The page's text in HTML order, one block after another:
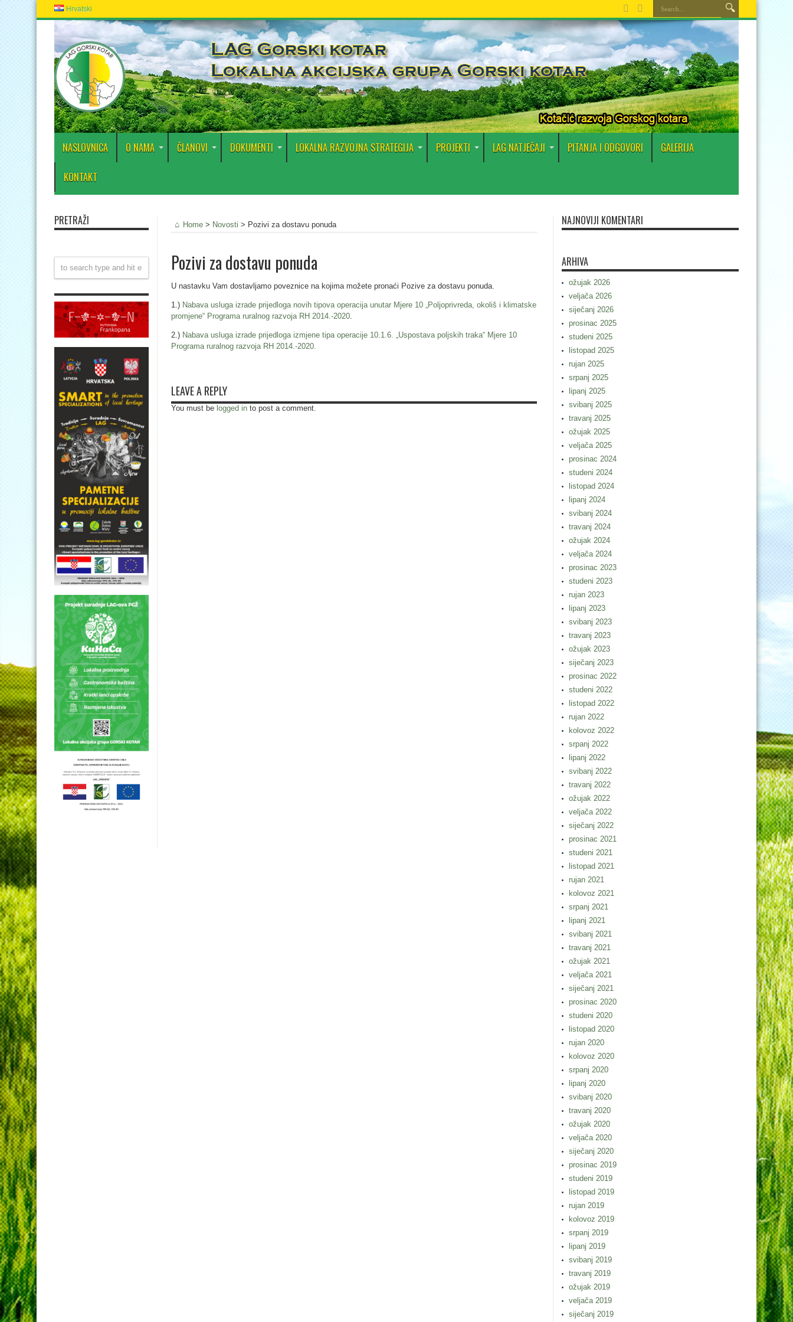
Hrvatski
NASLOVNICA O NAMA ČLANOVI DOKUMENTI LOKALNA RAZVOJNA STRATEGIJA PROJEKTI LAG NATJEČAJI PITANJA I ODGOVORI GALERIJA
KONTAKT
Home > Novosti > Pozivi za dostavu ponuda
Pozivi za dostavu ponuda
U nastavku Vam dostavljamo poveznice na kojima možete pronaći Pozive za dostavu ponuda.
1.) Nabava usluga izrade prijedloga novih tipova operacija unutar Mjere 10 „Poljoprivreda, okoliš i klimatske
promjene“ Programa ruralnog razvoja RH 2014.-2020.
2.) Nabava usluga izrade prijedloga izmjene tipa operacije 10.1.6. „Uspostava poljskih traka“ Mjere 10
Programa ruralnog razvoja RH 2014.-2020.
LEAVE A REPLY
You must be logged in to post a comment.
PRETRAŽI NAJNOVIJI KOMENTARI
ARHIVA
ožujak 2026
veljača 2026
siječanj 2026
prosinac 2025
studeni 2025
listopad 2025
rujan 2025
srpanj 2025
lipanj 2025
svibanj 2025
travanj 2025
ožujak 2025
veljača 2025
prosinac 2024
studeni 2024
listopad 2024
lipanj 2024
svibanj 2024
travanj 2024
ožujak 2024
veljača 2024
prosinac 2023
studeni 2023
rujan 2023
lipanj 2023
svibanj 2023
travanj 2023
ožujak 2023
siječanj 2023
prosinac 2022
studeni 2022
listopad 2022
rujan 2022
kolovoz 2022
srpanj 2022
lipanj 2022
svibanj 2022
travanj 2022
ožujak 2022
veljača 2022
siječanj 2022
prosinac 2021
studeni 2021
listopad 2021
rujan 2021
kolovoz 2021
srpanj 2021
lipanj 2021
svibanj 2021
travanj 2021
ožujak 2021
veljača 2021
siječanj 2021
prosinac 2020
studeni 2020
listopad 2020
rujan 2020
kolovoz 2020
srpanj 2020
lipanj 2020
svibanj 2020
travanj 2020
ožujak 2020
veljača 2020
siječanj 2020
prosinac 2019
studeni 2019
listopad 2019
rujan 2019
kolovoz 2019
srpanj 2019
lipanj 2019
svibanj 2019
travanj 2019
ožujak 2019
veljača 2019
siječanj 2019